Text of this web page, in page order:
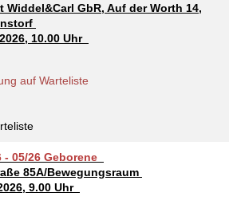
Widdel&Carl GbR, Auf der Worth 14,
10.00 Uhr
auf Warteliste
- 05/26 Geborene
85A/Bewegungsraum
9.00 Uhr